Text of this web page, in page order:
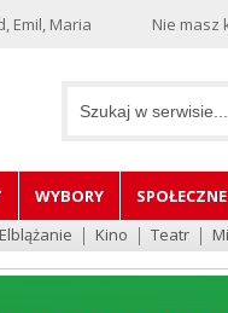
Emil, Maria Nie masz
WYBORY SPOŁECZNE
Kino Teatr